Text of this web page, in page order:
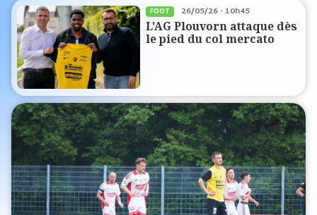
FOOT
26/05/26 - 10h45
L'AG Plouvorn attaque dès
le pied du col mercato